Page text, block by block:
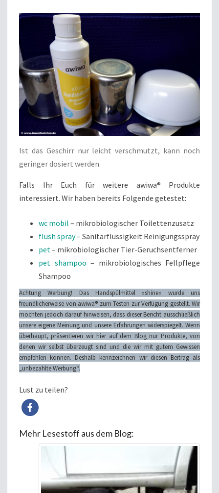
Ist das Geschirr nur leicht verschmutzt, kann noch
geringer dosiert werden.
Falls Ihr Euch für weitere awiwa® Produkte
interessiert. Wir haben bereits Folgende getestet:
wc mobil – mikrobiologischer Toilettenzusatz
flush spray– Sanitärflüssigkeit Reinigungsspray
pet – mikrobiologischer Tier-Geruchsentferner
pet shampoo – mikrobiologisches Fellpflege
Shampoo
Achtung Werbung! Das Handspülmittel »shine« wurde uns
freundlicherweise von awiwa® zum Testen zur Verfügung gestellt. Wir
möchten jedoch darauf hinweisen, dass dieser Bericht ausschließlich
unsere eigene Meinung und unsere Erfahrungen widerspiegelt. Wenn
überhaupt, präsentieren wir hier auf dem Blog nur Produkte, von
denen wir selbst überzeugt sind und die wir mit gutem Gewissen
empfehlen können. Deshalb kennzeichnen wir diesen Beitrag als
„unbezahlte Werbung“.
Lust zu teilen?
Mehr Lesestoff aus dem Blog: